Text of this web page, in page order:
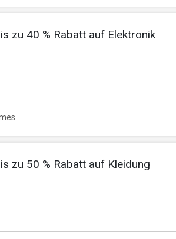
zu 40 % Rabatt auf Elektronik
zu 50 % Rabatt auf Kleidung